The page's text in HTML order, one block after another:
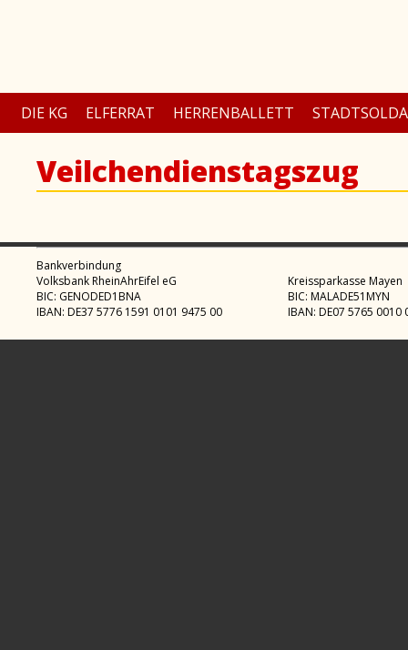
DIE KG ELFERRAT HERRENBALLETT
Veilchendienstagszug
Bankverbindung
Volksbank RheinAhrEifel eG
BIC: GENODED1BNA
IBAN: DE37 5776 1591 0101 9475 00
Kreissparkasse Mayen
BIC: MALADE51MYN
IBAN: DE07 5765 0010